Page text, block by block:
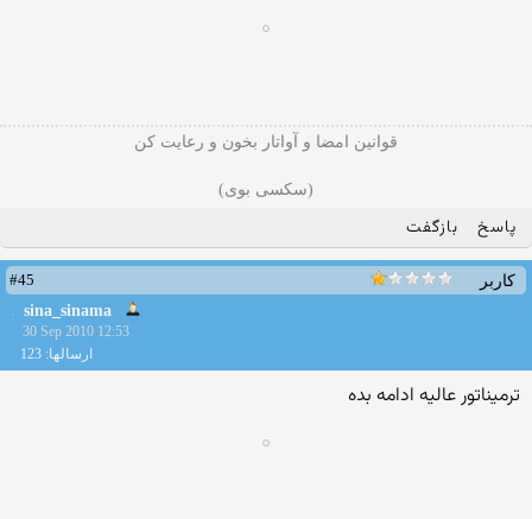
قوانین امضا و آواتار بخون و رعایت کن
(سکسی بوی)
پاسخ بازگفت
کاربر
#45
sina_sinama
30 Sep 2010 12:53
ارسالها: 123
ترمیناتور عالیه ادامه بده